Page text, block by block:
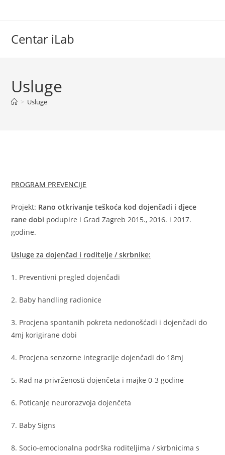
Centar iLab
Usluge
> Usluge
PROGRAM PREVENCIJE
Projekt: Rano otkrivanje teškoća kod dojenčadi i djece
rane dobi podupire i Grad Zagreb 2015., 2016. i 2017.
godine.
Usluge za dojenčad i roditelje / skrbnike:
1. Preventivni pregled dojenčadi
2. Baby handling radionice
3. Procjena spontanih pokreta nedonošćadi i dojenčadi do
4mj korigirane dobi
4. Procjena senzorne integracije dojenčadi do 18mj
5. Rad na privrženosti dojenčeta i majke 0-3 godine
6. Poticanje neurorazvoja dojenčeta
7. Baby Signs
8. Socio-emocionalna podrška roditeljima / skrbnicima s